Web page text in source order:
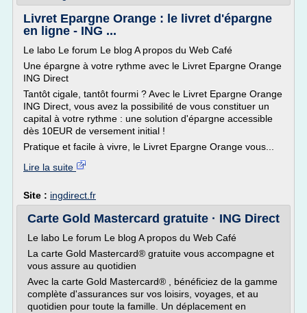
Livret Epargne Orange : le livret d'épargne
en ligne - ING ...
Le labo Le forum Le blog A propos du Web Café
Une épargne à votre rythme avec le Livret Epargne Orange
ING Direct
Tantôt cigale, tantôt fourmi ? Avec le Livret Epargne Orange
ING Direct, vous avez la possibilité de vous constituer un
capital à votre rythme : une solution d'épargne accessible
dès 10EUR de versement initial !
Pratique et facile à vivre, le Livret Epargne Orange vous...
Lire la suite
Site : ingdirect.fr
Carte Gold Mastercard gratuite · ING Direct
Le labo Le forum Le blog A propos du Web Café
La carte Gold Mastercard® gratuite vous accompagne et
vous assure au quotidien
Avec la carte Gold Mastercard® , bénéficiez de la gamme
complète d'assurances sur vos loisirs, voyages, et au
quotidien pour toute la famille. Un déplacement en